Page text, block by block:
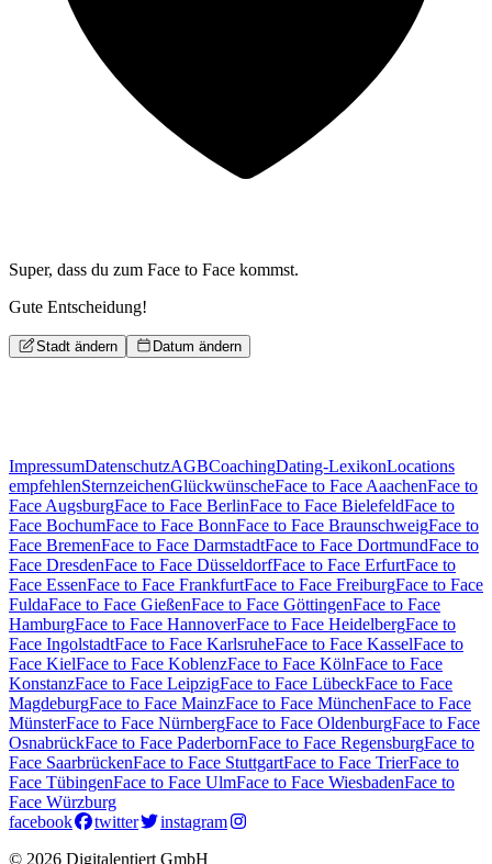
Super, dass du zum Face to Face kommst.
Gute Entscheidung!
Stadt ändern Datum ändern
ImpressumDatenschutzAGBCoachingDating-LexikonLocations
empfehlenSternzeichenGlückwünscheFace to Face AaachenFace to
Face AugsburgFace to Face BerlinFace to Face BielefeldFace to
Face BochumFace to Face BonnFace to Face BraunschweigFace to
Face BremenFace to Face DarmstadtFace to Face DortmundFace to
Face DresdenFace to Face DüsseldorfFace to Face ErfurtFace to
Face EssenFace to Face FrankfurtFace to Face FreiburgFace to Face
FuldaFace to Face GießenFace to Face GöttingenFace to Face
HamburgFace to Face HannoverFace to Face HeidelbergFace to
Face IngolstadtFace to Face KarlsruheFace to Face KasselFace to
Face KielFace to Face KoblenzFace to Face KölnFace to Face
KonstanzFace to Face LeipzigFace to Face LübeckFace to Face
MagdeburgFace to Face MainzFace to Face MünchenFace to Face
MünsterFace to Face NürnbergFace to Face OldenburgFace to Face
OsnabrückFace to Face PaderbornFace to Face RegensburgFace to
Face SaarbrückenFace to Face StuttgartFace to Face TrierFace to
Face TübingenFace to Face UlmFace to Face WiesbadenFace to
Face Würzburg
facebook
twitter
instagram
© 2026 Digitalentiert GmbH